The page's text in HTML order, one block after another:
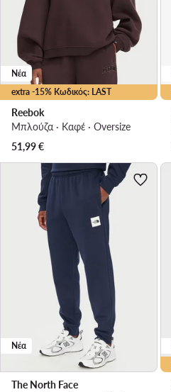
extra -15% Κωδικός: LAST
Νέα
Reebok
Μπλούζα · Καφέ · Oversize
51,99€
Νέα
The North Face